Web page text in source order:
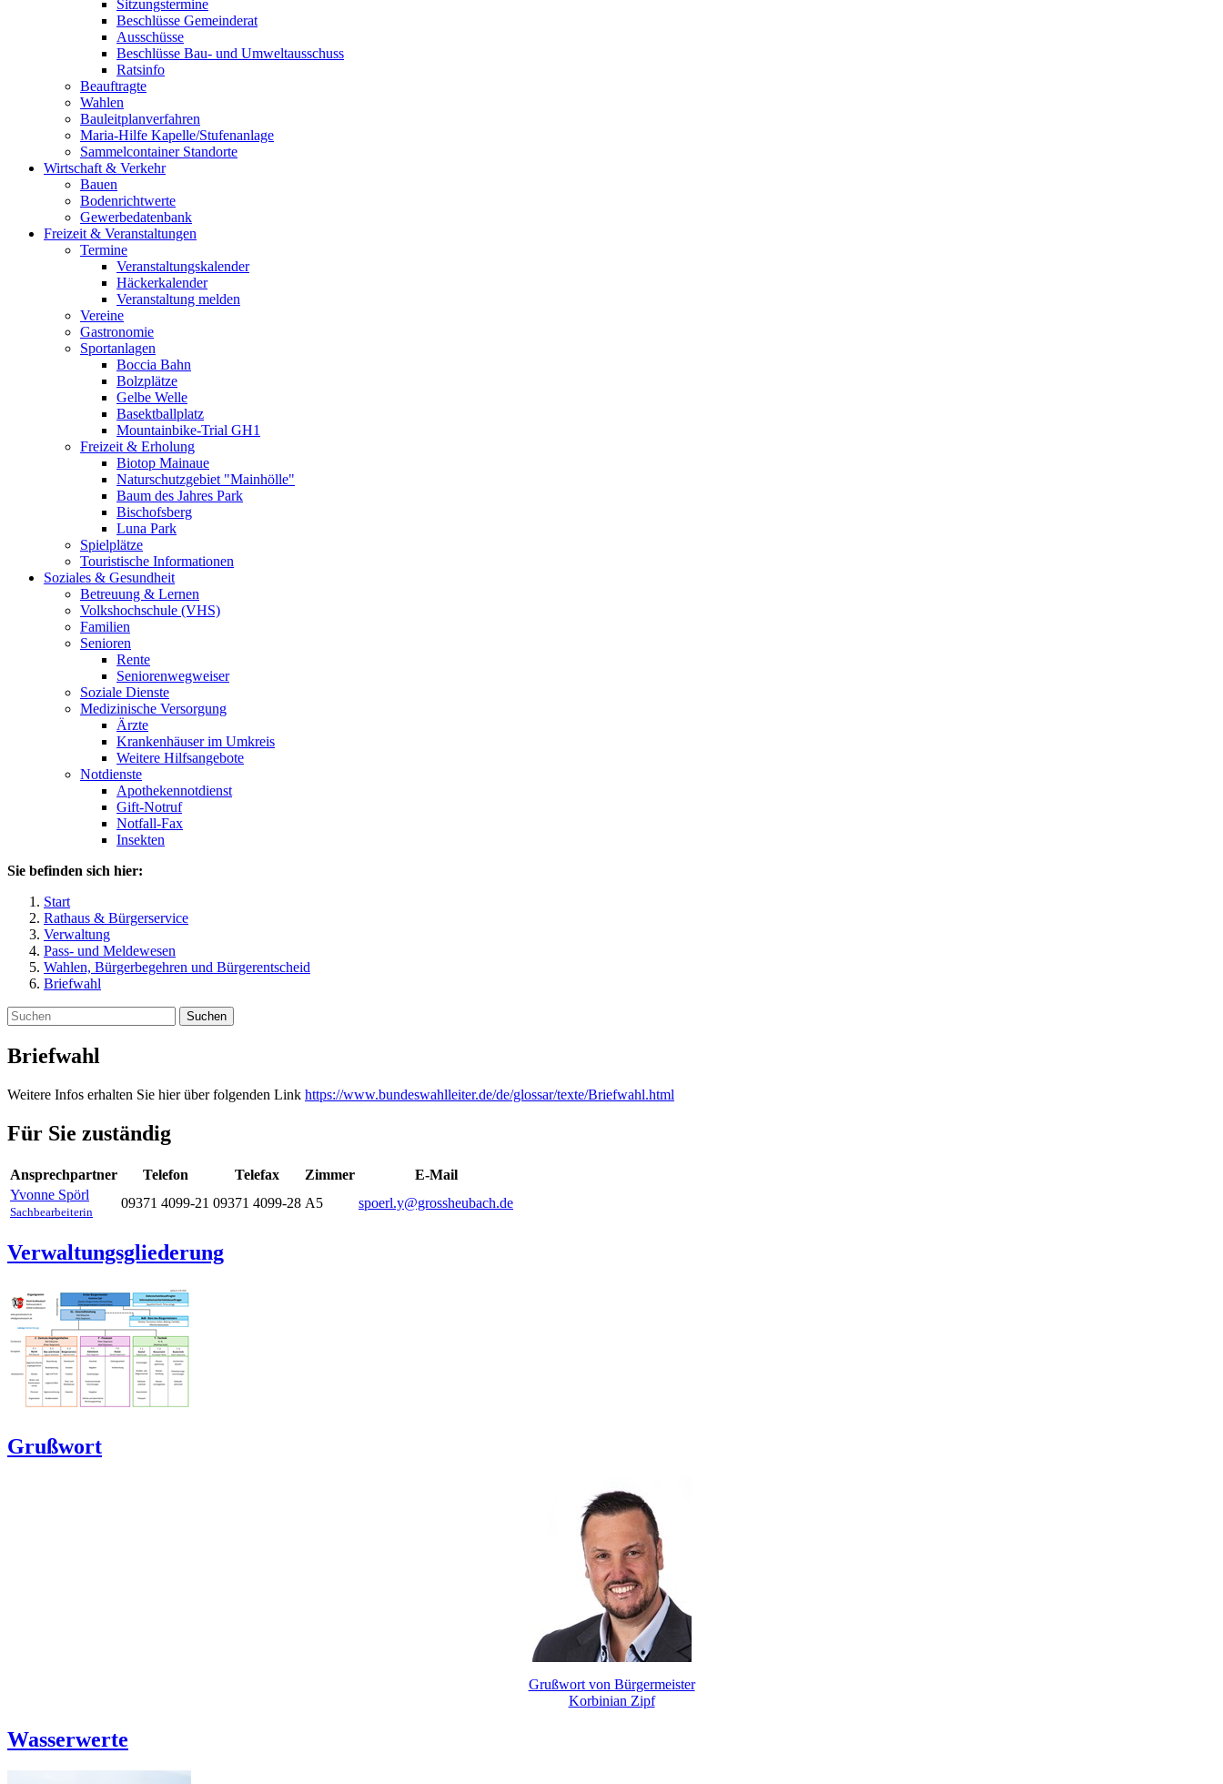
Sitzungstermine
Beschlüsse Gemeinderat
Ausschüsse
Beschlüsse Bau- und Umweltausschuss
Ratsinfo
Beauftragte
Wahlen
Bauleitplanverfahren
Maria-Hilfe Kapelle/Stufenanlage
Sammelcontainer Standorte
Wirtschaft & Verkehr
Bauen
Bodenrichtwerte
Gewerbedatenbank
Freizeit & Veranstaltungen
Termine
Veranstaltungskalender
Häckerkalender
Veranstaltung melden
Vereine
Gastronomie
Sportanlagen
Boccia Bahn
Bolzplätze
Gelbe Welle
Basektballplatz
Mountainbike-Trial GH1
Freizeit & Erholung
Biotop Mainaue
Naturschutzgebiet "Mainhölle"
Baum des Jahres Park
Bischofsberg
Luna Park
Spielplätze
Touristische Informationen
Soziales & Gesundheit
Betreuung & Lernen
Volkshochschule (VHS)
Familien
Senioren
Rente
Seniorenwegweiser
Soziale Dienste
Medizinische Versorgung
Ärzte
Krankenhäuser im Umkreis
Weitere Hilfsangebote
Notdienste
Apothekennotdienst
Gift-Notruf
Notfall-Fax
Insekten
Sie befinden sich hier:
Start
Rathaus & Bürgerservice
Verwaltung
Pass- und Meldewesen
Wahlen, Bürgerbegehren und Bürgerentscheid
Briefwahl
Suchen
Briefwahl
Weitere Infos erhalten Sie hier über folgenden Link https://www.bundeswahlleiter.de/de/glossar/texte/Briefwahl.html
Für Sie zuständig
Ansprechpartner Telefon Telefax Zimmer
E-Mail
Yvonne Spörl
Sachbearbeiterin
09371 4099-21 09371 4099-28 A5 spoerl.y@grossheubach.de
Verwaltungsgliederung
Grußwort
Grußwort von Bürgermeister
Korbinian Zipf
Wasserwerte